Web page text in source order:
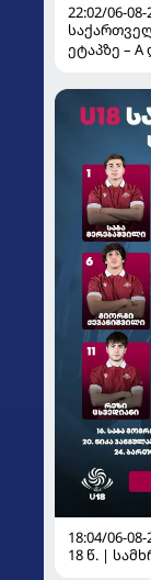
22:02/06-08-
ეტაპზე –
18:04/06-08-
18 წ. |